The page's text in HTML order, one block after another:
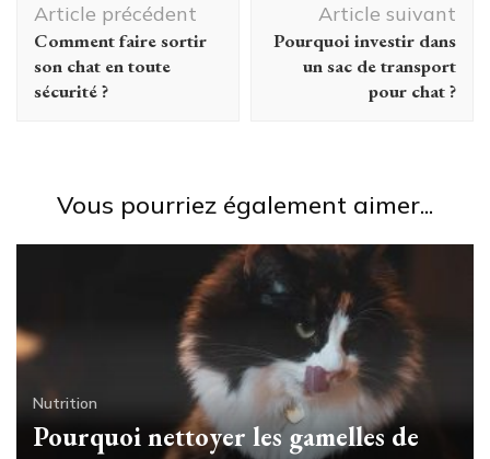
d'article
Article précédent
Comment faire sortir
son chat en toute
sécurité ?
Article suivant
Pourquoi investir dans
un sac de transport
pour chat ?
Vous pourriez également aimer...
Nutrition
Pourquoi nettoyer les gamelles de